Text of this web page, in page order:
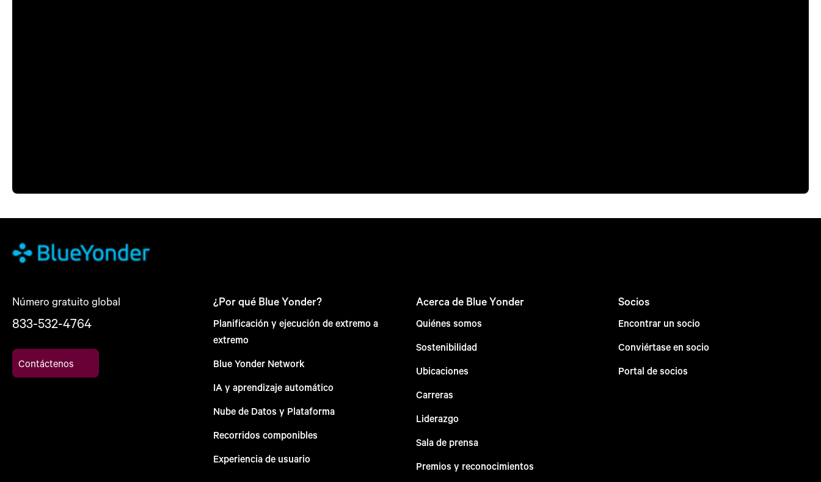
Número gratuito global
833-532-4764
Contáctenos
¿Por qué Blue Yonder?
Planificación y ejecución de extremo a
extremo
Blue Yonder Network
IA y aprendizaje automático
Nube de Datos y Plataforma
Recorridos componibles
Experiencia de usuario
Acerca de Blue Yonder
Quiénes somos
Sostenibilidad
Ubicaciones
Carreras
Liderazgo
Sala de prensa
Premios y reconocimientos
Socios
Encontrar un socio
Conviértase en socio
Portal de socios